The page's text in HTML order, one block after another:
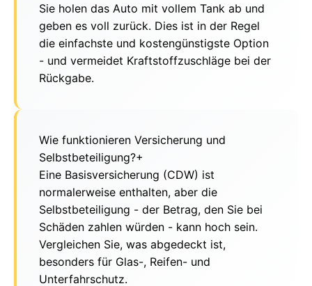
Sie holen das Auto mit vollem Tank ab und
geben es voll zurück. Dies ist in der Regel
die einfachste und kostengünstigste Option
- und vermeidet Kraftstoffzuschläge bei der
Rückgabe.
Wie funktionieren Versicherung und
Selbstbeteiligung?+
Eine Basisversicherung (CDW) ist
normalerweise enthalten, aber die
Selbstbeteiligung - der Betrag, den Sie bei
Schäden zahlen würden - kann hoch sein.
Vergleichen Sie, was abgedeckt ist,
besonders für Glas-, Reifen- und
Unterfahrschutz.